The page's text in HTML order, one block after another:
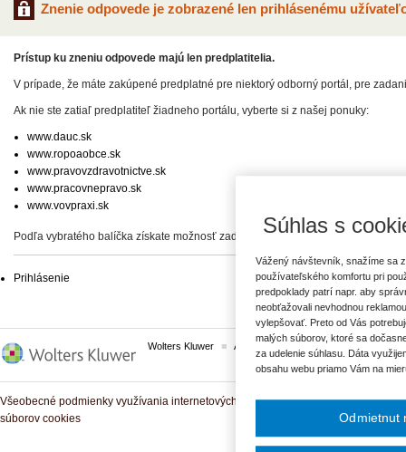
Znenie odpovede je zobrazené len prihlásenému
Prístup ku zneniu odpovede majú len predplatitelia.
V prípade, že máte zakúpené predplatné pre niektorý odborný portál, pre
Ak nie ste zatiaľ predplatiteľ žiadneho portálu, vyberte si z našej ponuky:
www.dauc.sk
www.ropoaobce.sk
www.pravovzdravotnictve.sk
www.pracovnepravo.sk
www.vovpraxi.sk
Podľa vybratého balíčka získate možnosť zadať svoje otázky, prípadne prístup
Prihlásenie
Wolters Kluwer ASPI Komplexné právne predpisy
Všeobecné podmienky využívania internetových služieb a komunitných portálov
súborov cookies
Súhlas s
Vážený návštevník, snažíme sa
používateľského komfortu pri
predpoklady patrí napr. aby
neobťažovali nevhodnou
vylepšovať. Preto od Vás
malých súborov, ktoré sa
za udelenie súhlasu. Dáta
obsahu webu priamo Vám na
Odmietnut